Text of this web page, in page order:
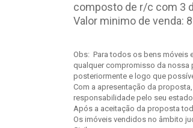
composto de r/c com 3
Valor minimo de venda:
Obs: Para todos os bens móveis
qualquer compromisso da nossa
posteriormente e logo que
Com a apresentação da
responsabilidade pelo seu
Após a aceitação da proposta
Os imóveis vendidos no âmbito